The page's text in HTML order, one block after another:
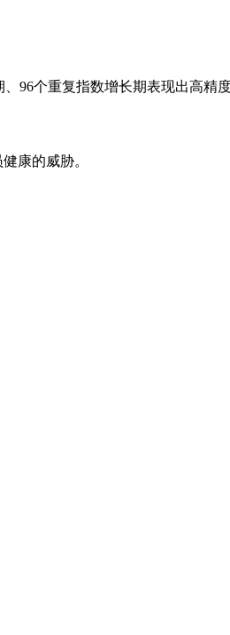
96个重复指数增长期表现出高精
康的威胁。